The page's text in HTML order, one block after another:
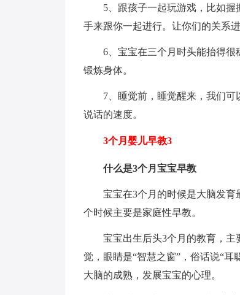
5、跟孩子一起玩游戏，比如
手来跟你一起进行。让你们的关系进
6、宝宝在三个月时头能抬得
锻炼身体。
7、睡觉前，睡觉醒来，我们
说话的速度。
3个月婴儿早教3
什么是3个月宝宝早教
宝宝在3个月的时候是大脑发
个时候主要是家庭性早教。
宝宝出生后头3个月的教育，
觉，眼睛是“智慧之窗”，俗话说“
大脑的成熟，发展宝宝的心理。